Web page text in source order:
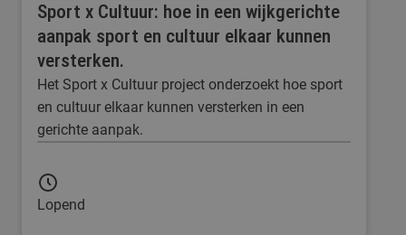
Sport x Cultuur: hoe in een wijkgerichte
aanpak sport en cultuur elkaar kunnen
versterken.
Het Sport x Cultuur project onderzoekt hoe sport
en cultuur elkaar kunnen versterken in een
gerichte aanpak.
Lopend